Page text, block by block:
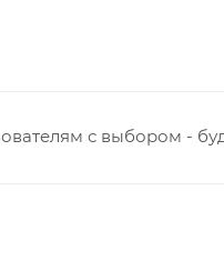
с выбором -